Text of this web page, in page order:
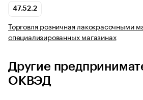
47.52.2
Торговля розничная лакокрасочными
специализированных магазинах
Другие
ОКВЭД